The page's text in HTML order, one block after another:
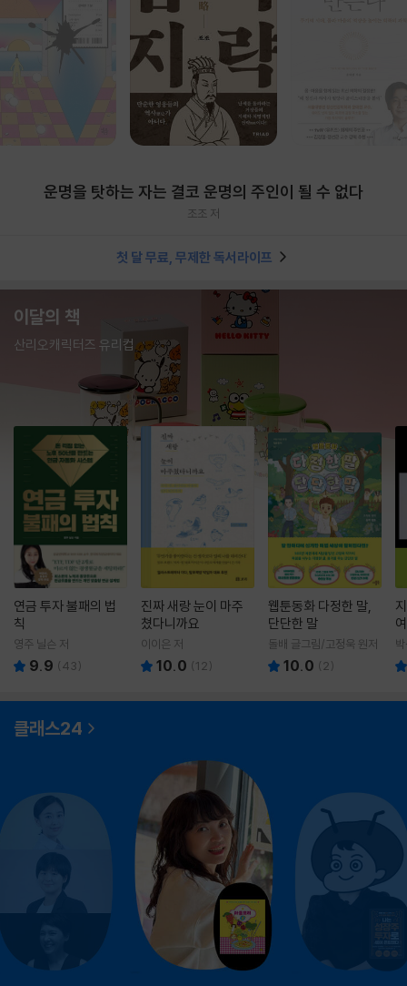
운명을 탓하는 자는 결코 운명의 주인이 될 수 없다
조조 저
첫 달 무료, 무제한 독서라이프
이달의 책
산리오캐릭터즈 유리컵
연금 투자 불패의 법
칙
영주 닐슨 저
9.9 (43)
진짜 새랑 눈이 마주
쳤다니까요
이이은 저
10.0 (12)
웹툰동화 다정한 말,
단단한 말
돌배 글그림/고정욱 원저
10.0 ( 2)
클래스24